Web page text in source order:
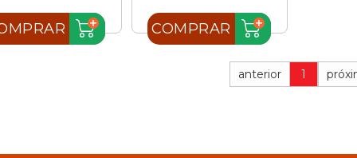
COMPRAR
anterior 1